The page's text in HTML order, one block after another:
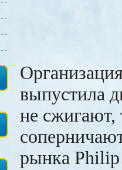
выпустила
не сжигают,
рынка